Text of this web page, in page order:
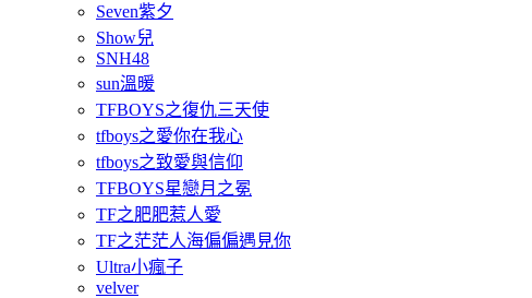
Seven紫夕
Show兒
SNH48
sun溫暖
TFBOYS之復仇三天使
tfboys之愛你在我心
tfboys之致愛與信仰
TFBOYS星戀月之冕
TF之肥肥惹人愛
TF之茫茫人海偏偏遇見你
Ultra小瘋子
velver